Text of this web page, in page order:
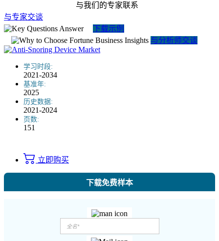
与我们的专家联系
与专家交谈
下载示例
与分析师交谈
学习时段:
2021-2034
基准年:
2025
历史数据:
2021-2024
页数:
151
立即购买
下载免费样本